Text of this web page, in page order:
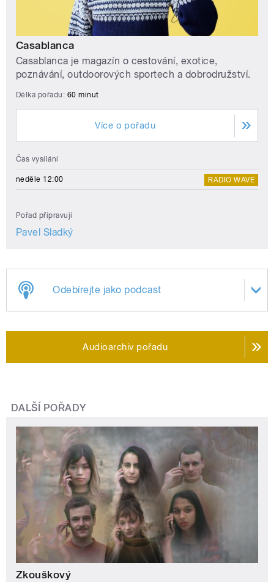
Casablanca
Casablanca je magazín o cestování, exotice,
poznávání, outdoorových sportech a dobrodružství.
Délka pořadu: 60 minut
Více o pořadu
Čas vysílání
neděle 12:00 RADIO WAVE
Pořad připravují
Pavel Sladký
Odebírejte jako podcast
Audioarchiv pořadu
DALŠÍ POŘADY
Zkouškový